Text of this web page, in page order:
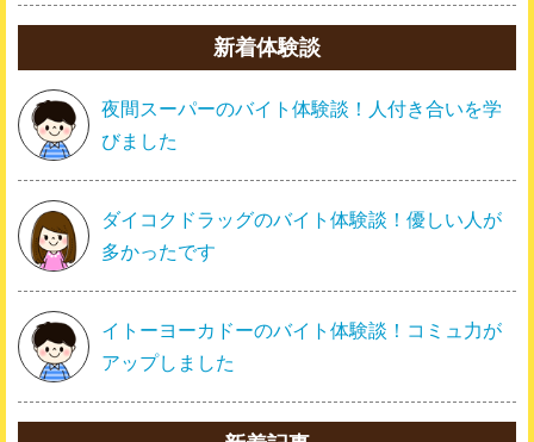
新着体験談
夜間スーパーのバイト体験談！人付き合いを学
びました
ダイコクドラッグのバイト体験談！優しい人が
多かったです
イトーヨーカドーのバイト体験談！コミュ力が
アップしました